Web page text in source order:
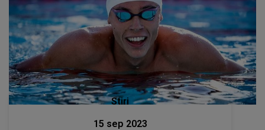
Stiri
15 sep 2023